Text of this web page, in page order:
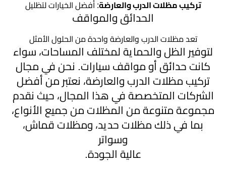
مظلات
برجولات
حدائق
▼
تركيب
شبوك
تركيب مظلات الدرب والعارضة: أفضل الخيارات لتظليل
الحدائق والمواقف
تعد مظلات الدرب والعارضة واحدة من الحلول الأمثل
لتوفير الظل والحماية لمختلف المساحات، سواء
كانت حدائق أو مواقف سيارات. نحن في مجال
تركيب مظلات الدرب والعارضة، نعتبر من أفضل
الشركات المتخصصة في هذا المجال، حيث نقدم
مجموعة متنوعة من المظلات من جميع الأنواع،
بما في ذلك مظلات حديد، ومظلات قماش،
وسواتر
عالية الجودة.